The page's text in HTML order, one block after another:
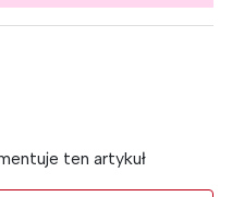
ten artykuł